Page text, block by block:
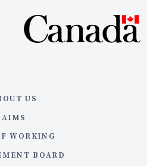
US
AIMS
WORKING
BOARD